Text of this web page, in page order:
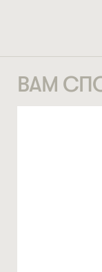
барах і готелях.
і приватних
«ПОЛО SOFT» –
ергономічний
Деревина дуба є
тому меблі з
подряпин, виїмок
вони спроможні
привабливими
ВАМ
персональних